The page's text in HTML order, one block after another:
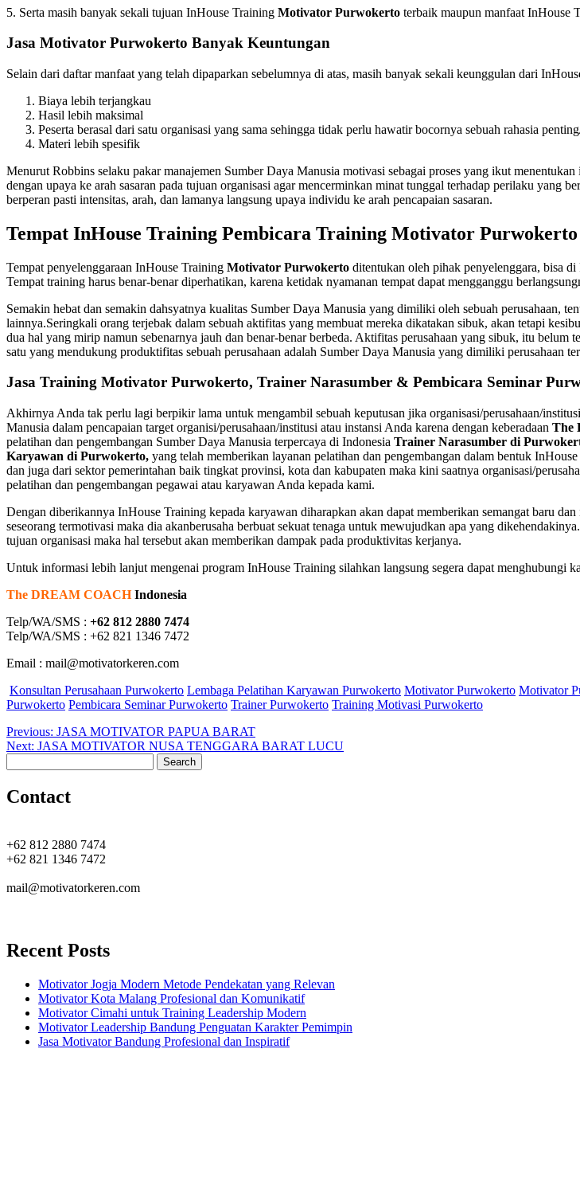
5. Serta masih banyak sekali tujuan InHouse Training Motivator Purwokerto terbaik maupun manfaat InHouse
Jasa Motivator Purwokerto Banyak Keuntungan
Selain dari daftar manfaat yang telah dipaparkan sebelumnya di atas, masih banyak sekali keunggulan dari
Biaya lebih terjangkau
Hasil lebih maksimal
Peserta berasal dari satu organisasi yang sama sehingga tidak perlu hawatir bocornya sebuah rahasia
Materi lebih spesifik
Menurut Robbins selaku pakar manajemen Sumber Daya Manusia motivasi sebagai proses yang ikut
dengan upaya ke arah sasaran pada tujuan organisasi agar mencerminkan minat tunggal terhadap perilaku yang
berperan pasti intensitas, arah, dan lamanya langsung upaya individu ke arah pencapaian sasaran.
Tempat InHouse Training Pembicara Training Motivator Purwokerto
Tempat penyelenggaraan InHouse Training Motivator Purwokerto ditentukan oleh pihak penyelenggara, bisa
Tempat training harus benar-benar diperhatikan, karena ketidak nyamanan tempat dapat mengganggu
Semakin hebat dan semakin dahsyatnya kualitas Sumber Daya Manusia yang dimiliki oleh sebuah perusahaan,
lainnya.Seringkali orang terjebak dalam sebuah aktifitas yang membuat mereka dikatakan sibuk, akan tetapi
dua hal yang mirip namun sebenarnya jauh dan benar-benar berbeda. Aktifitas perusahaan yang sibuk, itu
satu yang mendukung produktifitas sebuah perusahaan adalah Sumber Daya Manusia yang dimiliki perusahaan
Jasa Training Motivator Purwokerto, Trainer Narasumber & Pembicara Seminar
Akhirnya Anda tak perlu lagi berpikir lama untuk mengambil sebuah keputusan jika organisasi/perusahaan/
Manusia dalam pencapaian target organisi/perusahaan/institusi atau instansi Anda karena dengan keberadaan The
pelatihan dan pengembangan Sumber Daya Manusia terpercaya di Indonesia Trainer Narasumber di
Karyawan di Purwokerto, yang telah memberikan layanan pelatihan dan pengembangan dalam bentuk
dan juga dari sektor pemerintahan baik tingkat provinsi, kota dan kabupaten maka kini saatnya organisasi/
pelatihan dan pengembangan pegawai atau karyawan Anda kepada kami.
Dengan diberikannya InHouse Training kepada karyawan diharapkan akan dapat memberikan semangat baru
seseorang termotivasi maka dia akanberusaha berbuat sekuat tenaga untuk mewujudkan apa yang
tujuan organisasi maka hal tersebut akan memberikan dampak pada produktivitas kerjanya.
Untuk informasi lebih lanjut mengenai program InHouse Training silahkan langsung segera dapat menghubungi
The DREAM COACHIndonesia
Telp/WA/SMS : +62 812 2880 7474
Telp/WA/SMS : +62 821 1346 7472
Email : mail@motivatorkeren.com
Konsultan Perusahaan Purwokerto Lembaga Pelatihan Karyawan Purwokerto Motivator Purwokerto Motivator
Purwokerto Pembicara Seminar Purwokerto Trainer Purwokerto Training Motivasi Purwokerto
Post
navigation
Previous: Previous
post:
JASA MOTIVATOR PAPUA BARAT
Next: Next
JASA MOTIVATOR NUSA TENGGARA BARAT LUCU
for:
Contact
+62 812 2880 7474
+62 821 1346 7472
mail@motivatorkeren.com
Recent Posts
Motivator Jogja Modern Metode Pendekatan yang Relevan
Motivator Kota Malang Profesional dan Komunikatif
Motivator Cimahi untuk Training Leadership Modern
Motivator Leadership Bandung Penguatan Karakter Pemimpin
Jasa Motivator Bandung Profesional dan Inspiratif